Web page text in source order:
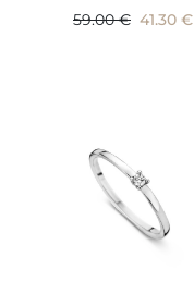
59.00 € 41.30 €